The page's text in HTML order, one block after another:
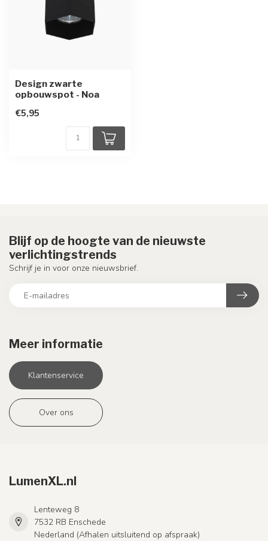
Design zwarte
opbouwspot - Noa
€5,95
Meer informatie
Klantenservice
Over ons
Blijf op de hoogte van de nieuwste
verlichtingstrends
Schrijf je in voor onze nieuwsbrief.
LumenXL.nl
Lenteweg 8
7532 RB Enschede
Nederland (Afhalen uitsluitend op afspraak)